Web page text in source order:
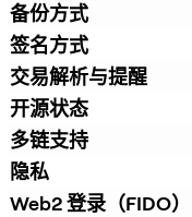
备份方式
签名方式
交易解析与提醒
开源状态
多链支持
隐私
Web2 登录（FIDO）